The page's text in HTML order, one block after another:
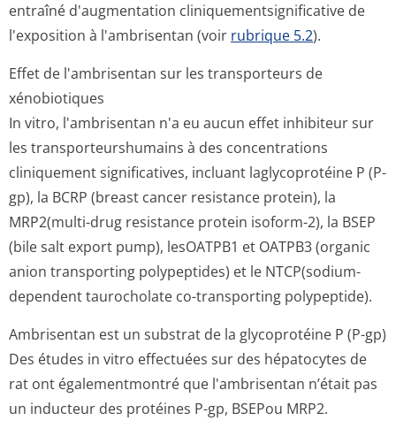
entraîné d'augmentation cliniquementsig­nificative de
l'exposition à l'ambrisentan (voir rubrique 5.2).
Effet de l'ambrisentan sur les transporteurs de
xénobiotiques
In vitro, l'ambrisentan n'a eu aucun effet inhibiteur sur
les transporteurshu­mains à des concentrations
cliniquement significatives, incluant laglycoprotéine P (P-
gp), la BCRP (breast cancer resistance protein), la
MRP2(multi-drug resistance protein isoform-2), la BSEP
(bile salt export pump), lesOATPB1 et OATPB3 (organic
anion transporting polypeptides) et le NTCP(sodium-
dependent taurocholate co-transporting polypeptide).
Ambrisentan est un substrat de la glycoprotéine P (P-gp)
Des études in vitro effectuées sur des hépatocytes de
rat ont égalementmontré que l'ambrisentan n’était pas
un inducteur des protéines P-gp, BSEPou MRP2.